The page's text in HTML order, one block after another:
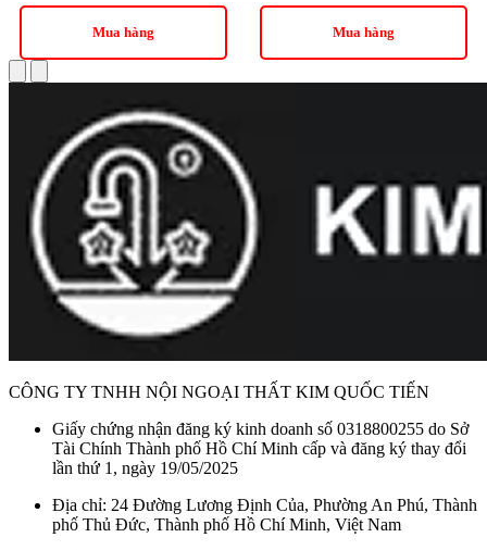
Mua hàng Mua hàng
CÔNG TY TNHH NỘI NGOẠI THẤT KIM QUỐC TIẾN
Giấy chứng nhận đăng ký kinh doanh số 0318800255 do Sở
Tài Chính Thành phố Hồ Chí Minh cấp và đăng ký thay đổi
lần thứ 1, ngày 19/05/2025
Địa chỉ: 24 Đường Lương Định Của, Phường An Phú, Thành
phố Thủ Đức, Thành phố Hồ Chí Minh, Việt Nam